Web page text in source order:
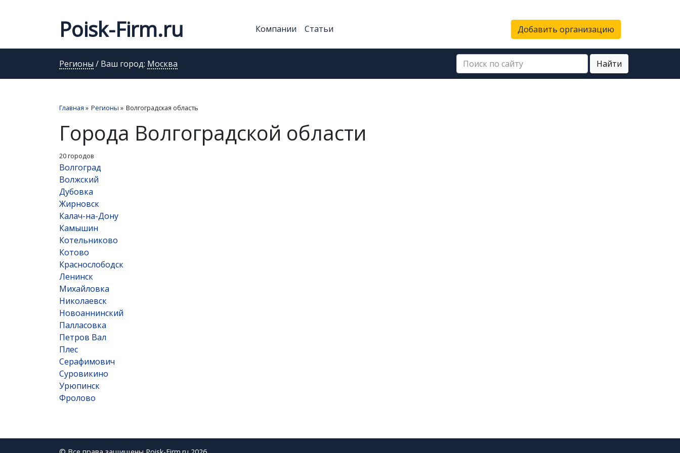
Poisk-Firm.ru Компании Статьи Добавить организацию
Регионы / Ваш город: Москва Найти
Главная » Регионы » Волгоградская область
Города Волгоградской области
20 городов
Волгоград
Волжский
Дубовка
Жирновск
Калач-на-Дону
Камышин
Котельниково
Котово
Краснослободск
Ленинск
Михайловка
Николаевск
Новоаннинский
Палласовка
Петров Вал
Плес
Серафимович
Суровикино
Урюпинск
Фролово